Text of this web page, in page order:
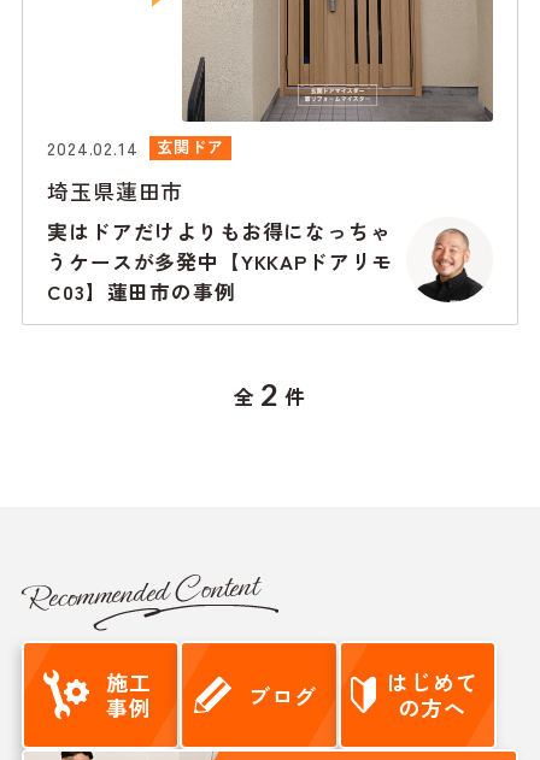
2024.02.14 玄関ドア
埼玉県蓮田市
実はドアだけよりもお得になっちゃ
うケースが多発中【YKKAPドアリモ
C03】蓮田市の事例
全 2 件
Recommended Content
施工
事例
ブログ
はじめて
の方へ